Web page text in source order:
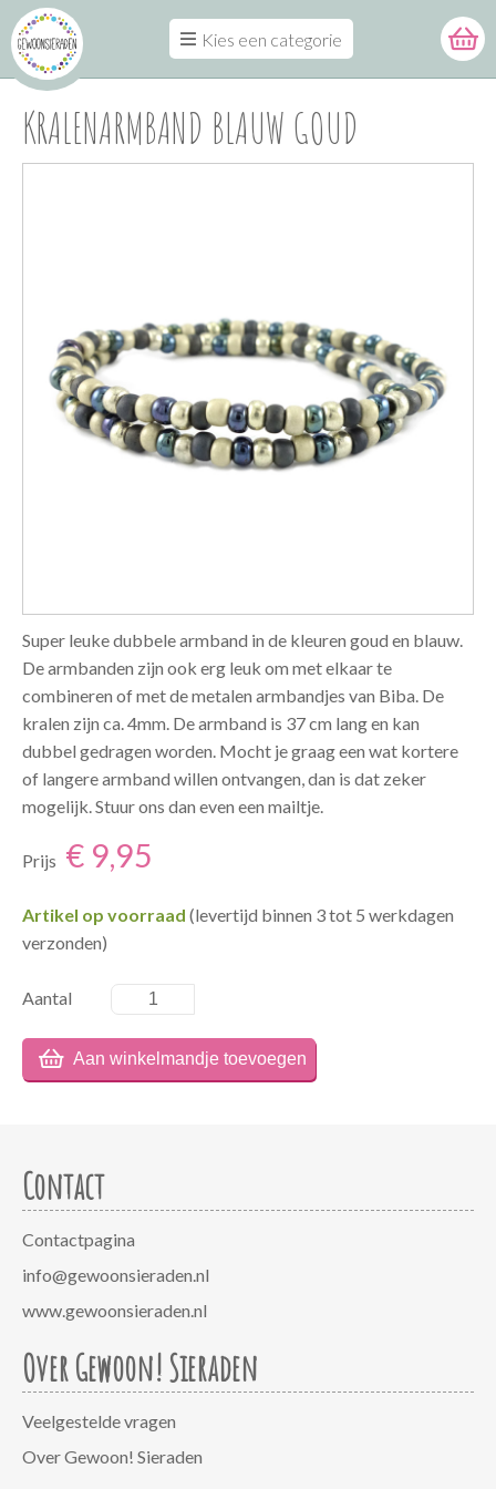
Kies een categorie
KRALENARMBAND BLAUW GOUD
Super leuke dubbele armband in de kleuren goud en blauw.
De armbanden zijn ook erg leuk om met elkaar te
combineren of met de metalen armbandjes van Biba. De
kralen zijn ca. 4mm. De armband is 37 cm lang en kan
dubbel gedragen worden. Mocht je graag een wat kortere
of langere armband willen ontvangen, dan is dat zeker
mogelijk. Stuur ons dan even een mailtje.
Prijs € 9,95
Artikel op voorraad (levertijd binnen 3 tot 5 werkdagen
verzonden)
Aantal
Contact
Contactpagina
info@gewoonsieraden.nl
www.gewoonsieraden.nl
Over Gewoon! Sieraden
Veelgestelde vragen
Over Gewoon! Sieraden